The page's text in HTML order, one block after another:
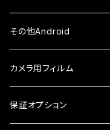
ケース・カバー
ガラスフィルム
ケース・カバー
ケース
ガラスフィルム
ケース
iPhone8Plus
ガラスフィルム
ケース
ケース
セラミックフィルム
ケース
ガラスフィルム
その他Android
AQUOS
ガラスフィルム
arrows
カメラ用フィルム
iPhone
保証オプション